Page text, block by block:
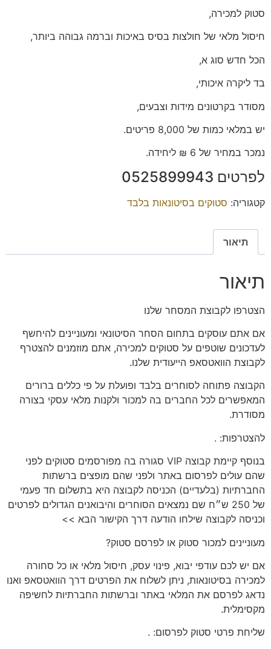
סטוק למכירה,
חיסול מלאי של חולצות בסיס באיכות וברמה גבוהה ביותר,
הכל חדש סוג א,
בד ליקרה איכותי,
מסודר בקרטונים מידות וצבעים,
יש במלאי כמות של 8,000 פריטים.
נמכר במחיר של 6 ₪ ליחידה.
לפרטים 0525899943
קטגוריה: סטוקים בסיטונאות בלבד
תיאור
תיאור
הצטרפו לקבוצת המסחר שלנו
אם אתם עוסקים בתחום הסחר הסיטונאי ומעוניינים להיחשף
לעדכונים שוטפים על סטוקים למכירה, אתם מוזמנים להצטרף
לקבוצת הוואטסאפ הייעודית שלנו.
הקבוצה פתוחה לסוחרים בלבד ופועלת על פי כללים ברורים
המאפשרים לכל החברים בה למכור ולקנות מלאי עסקי בצורה
מסודרת.
להצטרפות: .
בנוסף קיימת קבוצה VIP סגורה בה מפורסמים סטוקים לפני
שהם עולים לפרסום באתר ולפני שהם מופצים ברשתות
החברתיות (בלעדיים) הכניסה לקבוצה היא בתשלום חד פעמי
של 250 ש״ח שם נמצאים הסוחרים והיבואנים הגדולים לפרטים
וכניסה לקבוצה שילחו הודעה דרך הקישור הבא >>
מעוניינים למכור סטוק או לפרסם סטוק?
אם יש לכם עודפי יבוא, פינוי עסק, חיסול מלאי או כל סחורה
למכירה בסיטונאות, ניתן לשלוח את הפרטים דרך הוואטסאפ ואנו
נדאג לפרסם את המלאי באתר וברשתות החברתיות לחשיפה
מקסימלית.
שליחת פרטי סטוק לפרסום: .